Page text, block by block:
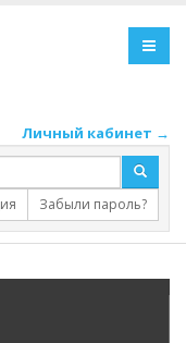
Личный кабинет →
Забыли пароль?